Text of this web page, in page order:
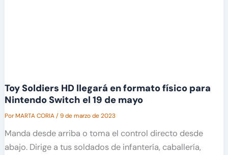
Toy Soldiers HD llegará en formato físico para
Nintendo Switch el 19 de mayo
PorMARTA CORIA/9 de marzo de 2023
Manda desde arriba o toma el control directo desde
abajo. Dirige a tus soldados de infantería, caballería,